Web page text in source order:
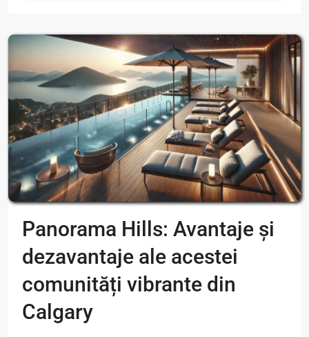
Panorama Hills: Avantaje și
dezavantaje ale acestei
comunități vibrante din
Calgary